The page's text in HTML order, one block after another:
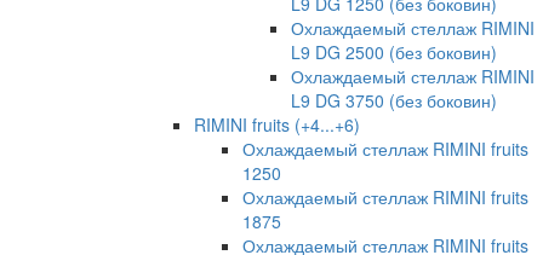
Охлаждаемый стеллаж RIMINI
L9 DG 2500 (без боковин)
Охлаждаемый стеллаж RIMINI
L9 DG 3750 (без боковин)
RIMINI fruits (+4...+6)
Охлаждаемый стеллаж RIMINI fruits
1250
Охлаждаемый стеллаж RIMINI fruits
1875
Охлаждаемый стеллаж RIMINI fruits